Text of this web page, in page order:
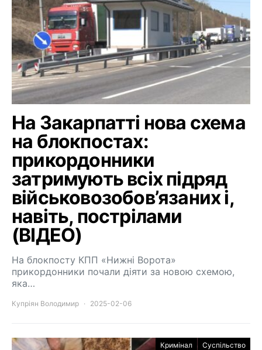
На Закарпатті нова схема
на блокпостах:
прикордонники
затримують всіх підряд
військовозобов’язаних і,
навіть, пострілами
(ВІДЕО)
На блокпосту КПП «Нижні Ворота»
прикордонники почали діяти за новою схемою,
яка…
Купріян Володимир 2025-02-06
Кримінал Суспільство